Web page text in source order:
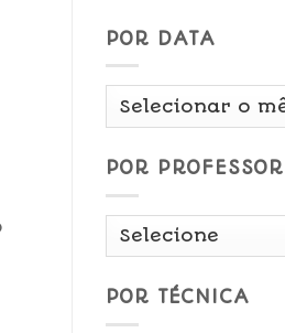
POR DATA
Por
POR PROFESSOR
POR TÉCNICA